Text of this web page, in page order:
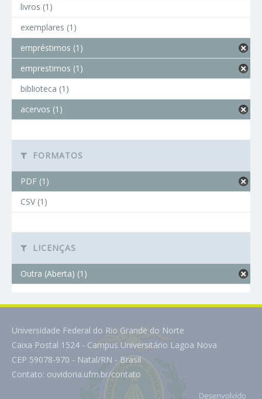
livros (1)
exemplares (1)
empréstimos (1)
emprestimos (1)
biblioteca (1)
acervos (1)
FORMATOS
PDF (1)
CSV (1)
LICENÇAS
Outra (Aberta) (1)
Universidade Federal do Rio Grande do Norte
Caixa Postal 1524 - Campus Universitário Lagoa Nova
CEP 59078-970 - Natal/RN - Brasil
Contato: ouvidoria.ufrn.br/contato